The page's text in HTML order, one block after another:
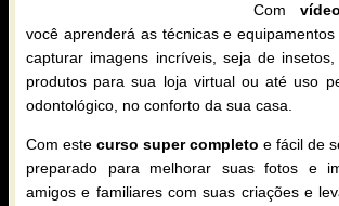
Com
você aprenderá as técnicas e
capturar imagens incríveis, seja de
produtos para sua loja virtual ou até uso
odontológico, no conforto da sua casa.
Com este curso super completo e fácil de
preparado para melhorar suas fotos e
amigos e familiares com suas criações e